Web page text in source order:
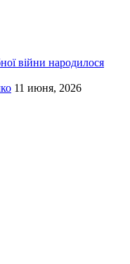
війни народилося
11 июня, 2026